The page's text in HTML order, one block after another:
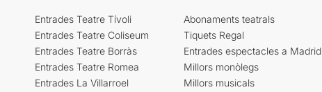
Entrades Teatre Tívoli
Entrades Teatre Coliseum
Entrades Teatre Borràs
Entrades Teatre Romea
Entrades La Villarroel
Abonaments teatrals
Tiquets Regal
Entrades espectacles a Madrid
Millors monòlegs
Millors musicals